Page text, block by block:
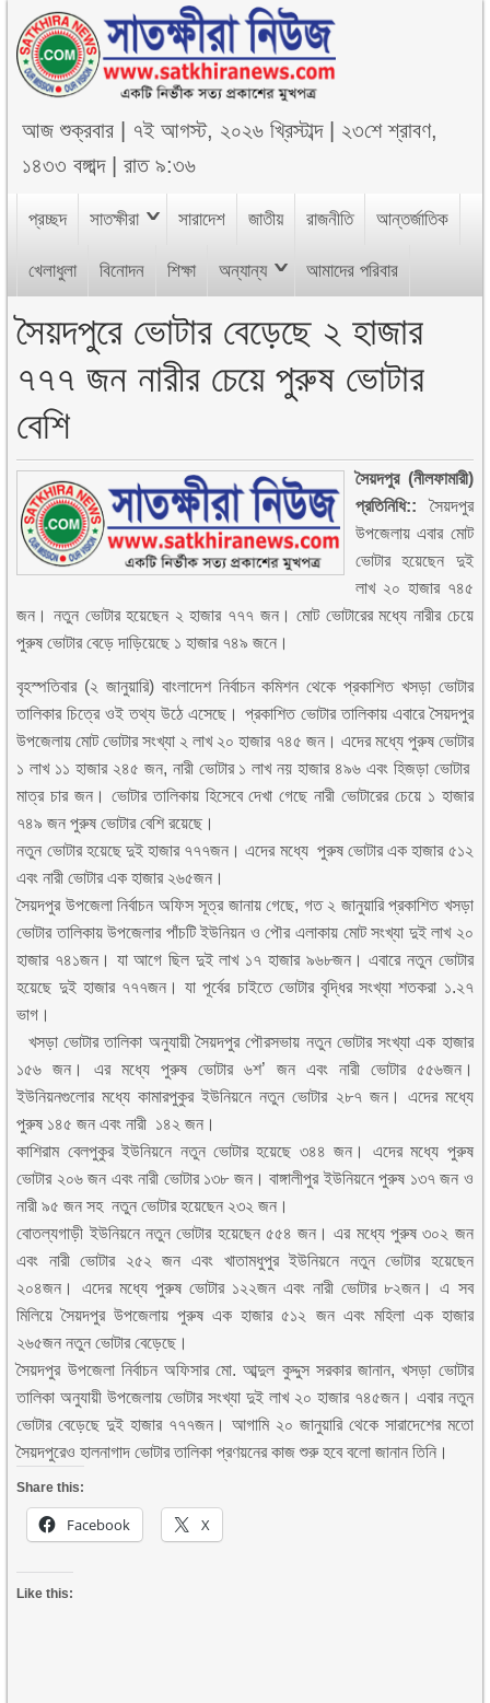
আজশুক্রবার ৭ই আগস্ট, ২০২৬ খ্রিস্টাব্দ| ২৩শে শ্রাবণ,
১৪৩৩ বঙ্গাব্দ|রাত ৯:৩৬
প্রচ্ছদ সাতক্ষীরা সারাদেশ জাতীয় রাজনীতি আন্তর্জাতিক
খেলাধুলা বিনোদন শিক্ষা অন্যান্য আমাদের পরিবার
সৈয়দপুরে ভোটার বেড়েছে ২ হাজার
৭৭৭ জন নারীর চেয়ে পুরুষ ভোটার
বেশি
সৈয়দপুর (নীলফামারী)
প্রতিনিধি::সৈয়দপুর
উপজেলায় এবার মোট
ভোটার হয়েছেন দুই
লাখ ২০ হাজার ৭৪৫
জন। নতুন ভোটার হয়েছেন ২ হাজার ৭৭৭ জন। মোট ভোটারের মধ্যে নারীর চেয়ে
পুরুষ ভোটার বেড়ে দাড়িয়েছে ১ হাজার ৭৪৯ জনে।
বৃহস্পতিবার (২ জানুয়ারি) বাংলাদেশ নির্বাচন কমিশন থেকে প্রকাশিত খসড়া ভোটার
তালিকার চিত্রে ওই তথ্য উঠে এসেছে। প্রকাশিত ভোটার তালিকায় এবারে সৈয়দপুর
উপজেলায় মোট ভোটার সংখ্যা ২ লাখ ২০ হাজার ৭৪৫ জন। এদের মধ্যে পুরুষ ভোটার
১ লাখ ১১ হাজার ২৪৫ জন, নারী ভোটার ১ লাখ নয় হাজার ৪৯৬ এবং হিজড়া ভোটার
মাত্র চার জন। ভোটার তালিকায় হিসেবে দেখা গেছে নারী ভোটারের চেয়ে ১ হাজার
৭৪৯ জন পুরুষ ভোটার বেশি রয়েছে।
নতুন ভোটার হয়েছে দুই হাজার ৭৭৭জন। এদের মধ্যে পুরুষ ভোটার এক হাজার ৫১২
এবং নারী ভোটার এক হাজার ২৬৫জন।
সৈয়দপুর উপজেলা নির্বাচন অফিস সূত্র জানায় গেছে, গত ২ জানুয়ারি প্রকাশিত খসড়া
ভোটার তালিকায় উপজেলার পাঁচটি ইউনিয়ন ও পৌর এলাকায় মোট সংখ্যা দুই লাখ ২০
হাজার ৭৪১জন। যা আগে ছিল দুই লাখ ১৭ হাজার ৯৬৮জন। এবারে নতুন ভোটার
হয়েছে দুই হাজার ৭৭৭জন। যা পূর্বের চাইতে ভোটার বৃদ্ধির সংখ্যা শতকরা ১.২৭
ভাগ।
খসড়া ভোটার তালিকা অনুযায়ী সৈয়দপুর পৌরসভায় নতুন ভোটার সংখ্যা এক হাজার
১৫৬ জন। এর মধ্যে পুরুষ ভোটার ৬শ’ জন এবং নারী ভোটার ৫৫৬জন।
ইউনিয়নগুলোর মধ্যে কামারপুকুর ইউনিয়নে নতুন ভোটার ২৮৭ জন। এদের মধ্যে
পুরুষ ১৪৫ জন এবং নারী ১৪২ জন।
কাশিরাম বেলপুকুর ইউনিয়নে নতুন ভোটার হয়েছে ৩৪৪ জন। এদের মধ্যে পুরুষ
ভোটার ২০৬ জন এবং নারী ভোটার ১৩৮ জন। বাঙ্গালীপুর ইউনিয়নে পুরুষ ১৩৭ জন ও
নারী ৯৫ জন সহ নতুন ভোটার হয়েছেন ২৩২ জন।
বোতল্যগাড়ী ইউনিয়নে নতুন ভোটার হয়েছেন ৫৫৪ জন। এর মধ্যে পুরুষ ৩০২ জন
এবং নারী ভোটার ২৫২ জন এবং খাতামধুপুর ইউনিয়নে নতুন ভোটার হয়েছেন
২০৪জন। এদের মধ্যে পুরুষ ভোটার ১২২জন এবং নারী ভোটার ৮২জন। এ সব
মিলিয়ে সৈয়দপুর উপজেলায় পুরুষ এক হাজার ৫১২ জন এবং মহিলা এক হাজার
২৬৫জন নতুন ভোটার বেড়েছে।
সৈয়দপুর উপজেলা নির্বাচন অফিসার মো. আব্দুল কুদ্দুস সরকার জানান, খসড়া ভোটার
তালিকা অনুযায়ী উপজেলায় ভোটার সংখ্যা দুই লাখ ২০ হাজার ৭৪৫জন। এবার নতুন
ভোটার বেড়েছে দুই হাজার ৭৭৭জন। আগামি ২০ জানুয়ারি থেকে সারাদেশের মতো
সৈয়দপুরেও হালনাগাদ ভোটার তালিকা প্রণয়নের কাজ শুরু হবে বলো জানান তিনি।
Share this:
Facebook X
Like this: